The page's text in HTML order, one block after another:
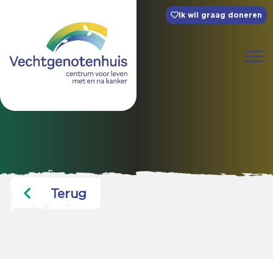
Ik wil graag doneren
Terug